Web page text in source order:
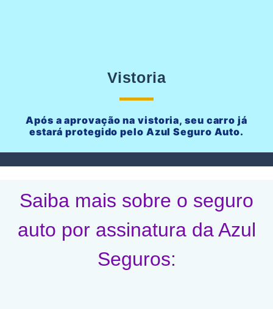
Vistoria
Após a aprovação na vistoria, seu carro já
estará protegido pelo Azul Seguro Auto.
Saiba mais sobre o seguro
auto por assinatura da Azul
Seguros: